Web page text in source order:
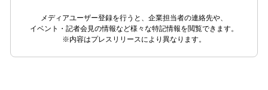
メディアユーザー登録を行うと、企業担当者の連絡先や、
イベント・記者会見の情報など様々な特記情報を閲覧できます。
※内容はプレスリリースにより異なります。